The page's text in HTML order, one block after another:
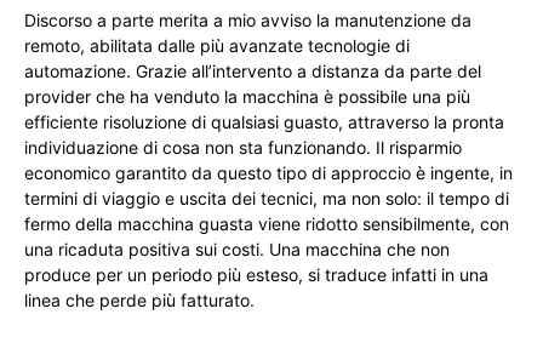
Discorso a parte merita a mio avviso la manutenzione da
remoto, abilitata dalle più avanzate tecnologie di
automazione. Grazie all’intervento a distanza da parte del
provider che ha venduto la macchina è possibile una più
efficiente risoluzione di qualsiasi guasto, attraverso la pronta
individuazione di cosa non sta funzionando. Il risparmio
economico garantito da questo tipo di approccio è ingente, in
termini di viaggio e uscita dei tecnici, ma non solo: il tempo di
fermo della macchina guasta viene ridotto sensibilmente, con
una ricaduta positiva sui costi. Una macchina che non
produce per un periodo più esteso, si traduce infatti in una
linea che perde più fatturato.